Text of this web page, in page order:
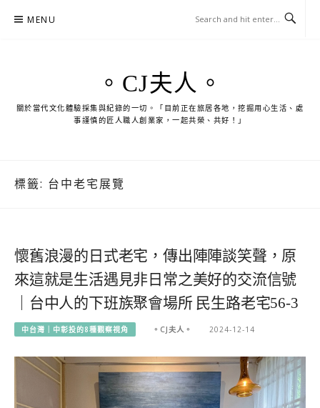
MENU
。CJ夫人。
關於當代文化體驗採集與紀錄的一切。「目前正在旅居各地，挖掘用心生活、處
事謹慎的匠人職人創業家，一起共榮、共好！」
標籤: 台中老宅展覽
懷舊浪漫的日式老宅，傳出陣陣談笑聲，原
來這就是生活遇見非日常之美好的交流信號
｜台中人的下班族聚會場所 民生路老宅56-3
中台灣｜中彰投的8種觀察視角 。CJ夫人。 2024-12-14